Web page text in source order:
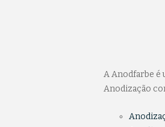
A Anodfarbe é
Anodização